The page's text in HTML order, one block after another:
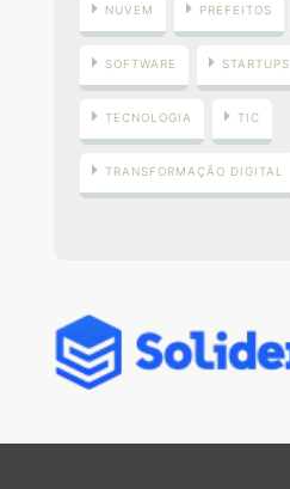
NUVEM PREFEITOS
SOFTWARE STARTUPS
TECNOLOGIA TIC
TRANSFORMAÇÃO DIGITAL